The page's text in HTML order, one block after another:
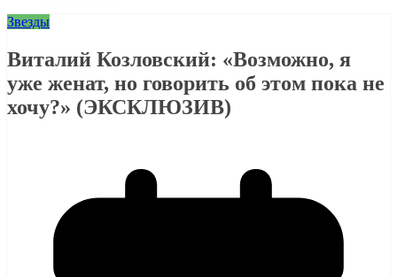
Звезды
Виталий Козловский: «Возможно, я
уже женат, но говорить об этом пока не
хочу?» (ЭКСКЛЮЗИВ)